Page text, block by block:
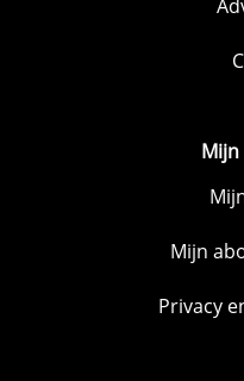
Mijn
Privacy